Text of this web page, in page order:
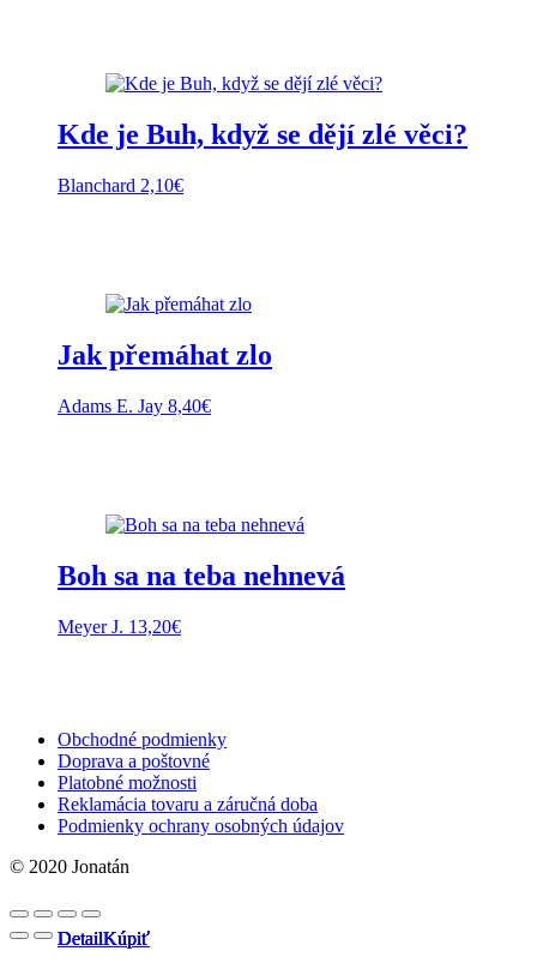
DetailKúpiť
Kde je Buh, když se dějí zlé věci?
Blanchard 2,10€
DetailKúpiť
Jak přemáhat zlo
Adams E. Jay 8,40€
DetailKúpiť
Boh sa na teba nehnevá
Meyer J. 13,20€
DetailKúpiť
Obchodné podmienky
Doprava a poštovné
Platobné možnosti
Reklamácia tovaru a záručná doba
Podmienky ochrany osobných údajov
© 2020 Jonatán